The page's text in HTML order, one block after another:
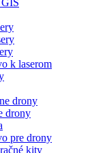
k laserom
drony
drony
pre drony
kity